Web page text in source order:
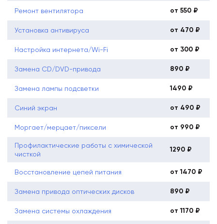
Ремонт вентилятора от 550 ₽
Установка антивируса от 470 ₽
Настройка интернета/Wi-Fi от 300 ₽
Замена CD/DVD-привода 890 ₽
Замена лампы подсветки 1490 ₽
Синий экран от 490 ₽
Моргает/мерцает/пиксели от 990 ₽
Профилактические работы с химической
чисткой
1290 ₽
Восстановление цепей питания от 1470 ₽
Замена привода оптических дисков 890 ₽
Замена системы охлаждения от 1170 ₽